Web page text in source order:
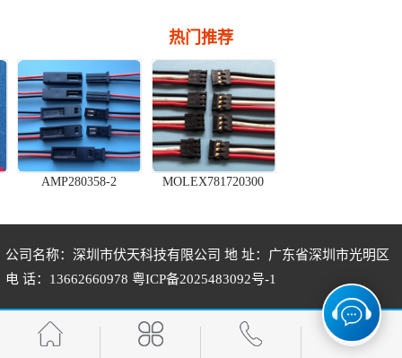
热门推荐
AMP280358-2 MOLEX781720300
HRS-DF13-3S
公司名称：深圳市伏天科技有限公司 地 址：广东省深圳市光明区
电 话：13662660978 粤ICP备2025483092号-1